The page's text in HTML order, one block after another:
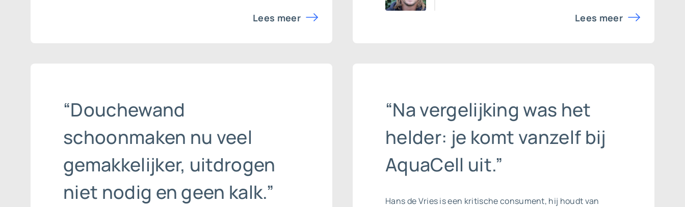
Lees meer Lees meer
“Douchewand
schoonmaken nu veel
gemakkelijker, uitdrogen
niet nodig en geen kalk.”
“Na vergelijking was het
helder: je komt vanzelf bij
AquaCell uit.”
Hans de Vries is een kritische consument, hij houdt van